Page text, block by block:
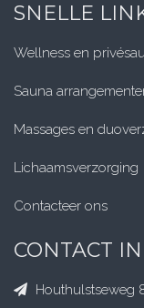
SNELLE
Wellness en
Sauna
Massages en
Lichaamsverzorging
Contacteer ons
CONTACT
Houthulstseweg